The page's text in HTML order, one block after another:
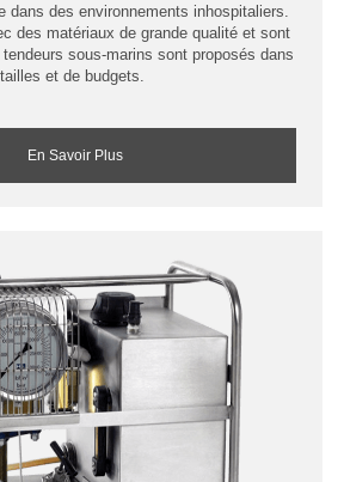
dans des environnements inhospitaliers.
des matériaux de grande qualité et sont
sous-marins sont proposés dans
et de budgets.
En Savoir Plus